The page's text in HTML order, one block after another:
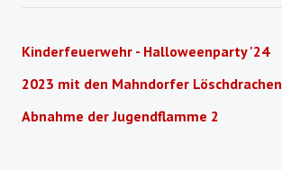
Kinderfeuerwehr - Halloweenparty '24
2023 mit den Mahndorfer Löschdrachen
Abnahme der Jugendflamme 2